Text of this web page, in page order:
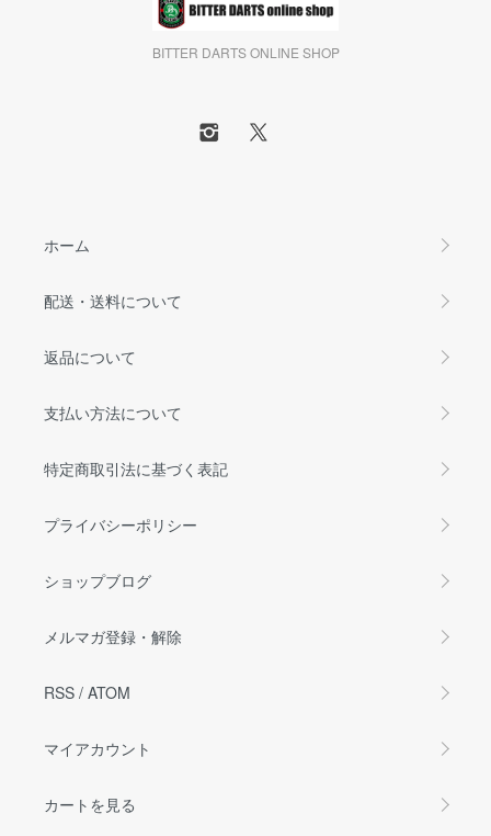
BITTER DARTS ONLINE SHOP
ホーム
配送・送料について
返品について
支払い方法について
特定商取引法に基づく表記
プライバシーポリシー
ショップブログ
メルマガ登録・解除
RSS / ATOM
マイアカウント
カートを見る